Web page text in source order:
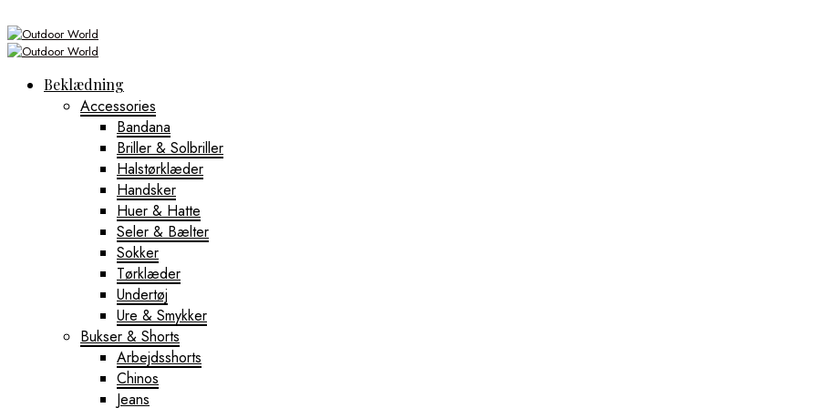
Beklædning
Accessories
Bandana
Briller & Solbriller
Halstørklæder
Handsker
Huer & Hatte
Seler & Bælter
Sokker
Tørklæder
Undertøj
Ure & Smykker
Bukser & Shorts
Arbejdsshorts
Chinos
Jeans